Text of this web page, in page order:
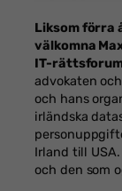
Liksom förra
välkomna
IT-rättsforum
advokaten
och hans
irländska
Irland till
och den som